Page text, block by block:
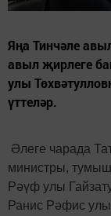
Яңа Тинчәле
авыл җирлеге
улы
үттеләр.
Әлеге чарада
министры,
Рәүф улы
Ранис Рәфис улы